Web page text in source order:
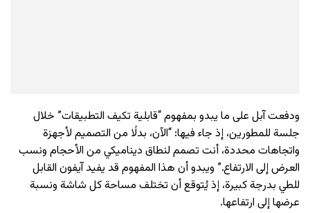
ودفعت آبل على ما يبدو بمفهوم “قابلية تكيف التطبيقات” خلال
جلسة للمطورين، إذ جاء فيها: “الآن، بدلًا من التصميم لأجهزة
واتجاهات محددة، أنت تصمم لنطاق ديناميكي من الأحجام ونسب
العرض إلى الارتفاع.” ويبدو أن هذا المفهوم قد يفيد آيفون القابل
للطي بدرجة كبيرة، إذ يُتوقع أن تختلف مساحة كل شاشة ونسبة
عرضها إلى ارتفاعها.